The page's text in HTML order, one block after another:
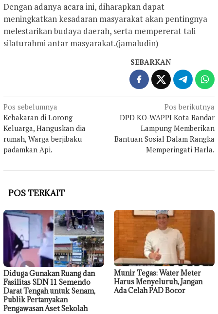
Dengan adanya acara ini, diharapkan dapat
meningkatkan kesadaran masyarakat akan pentingnya
melestarikan budaya daerah, serta mempererat tali
silaturahmi antar masyarakat.(jamaludin)
SEBARKAN
Navigasi
pos
Pos sebelumnya
Kebakaran di Lorong
Keluarga, Hanguskan dia
rumah, Warga berjibaku
padamkan Api.
Pos berikutnya
DPD KO-WAPPI Kota Bandar
Lampung Memberikan
Bantuan Sosial Dalam Rangka
Memperingati Harla.
POS TERKAIT
Diduga Gunakan Ruang dan
Fasilitas SDN 11 Semendo
Darat Tengah untuk Senam,
Publik Pertanyakan
Pengawasan Aset Sekolah
Munir Tegas: Water Meter
Harus Menyeluruh, Jangan
Ada Celah PAD Bocor